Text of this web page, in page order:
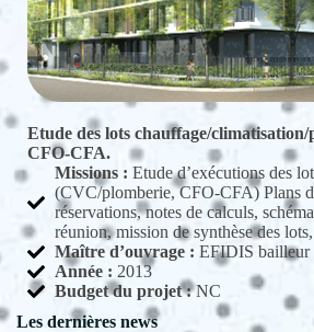
Etude des lots chauffage/
CFO-CFA.
Missions : Etude d’exécutions des
(CVC/plomberie, CFO-CFA) Plans
réservations, notes de calculs,
réunion, mission de synthèse des
Maître d’ouvrage : EFIDIS bailleur
Année : 2013
Budget du projet :NC
Les dernières news